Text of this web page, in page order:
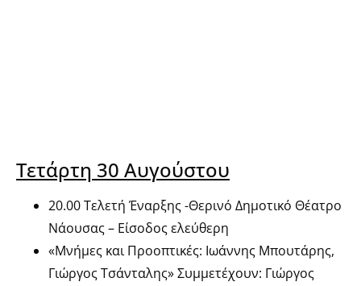
Τετάρτη 30 Αυγούστου
20.00 Τελετή Έναρξης -Θερινό Δημοτικό Θέατρο
Νάουσας – Είσοδος ελεύθερη
«Μνήμες και Προοπτικές: Ιωάννης Μπουτάρης,
Γιώργος Τσάνταλης» Συμμετέχουν: Γιώργος